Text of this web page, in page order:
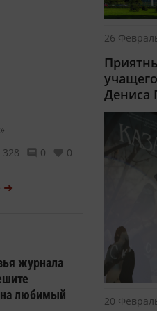
328
0 0
➜
журнала
на любимый
26
Дениса
20